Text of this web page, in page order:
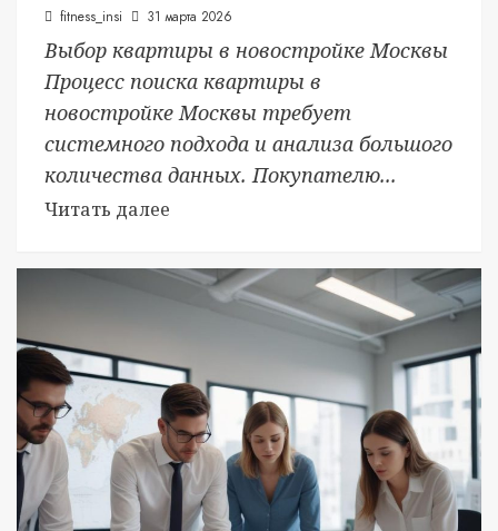
fitness_insi 31 марта 2026
Выбор квартиры в новостройке Москвы
Процесс поиска квартиры в
новостройке Москвы требует
системного подхода и анализа большого
количества данных. Покупателю...
Читать далее